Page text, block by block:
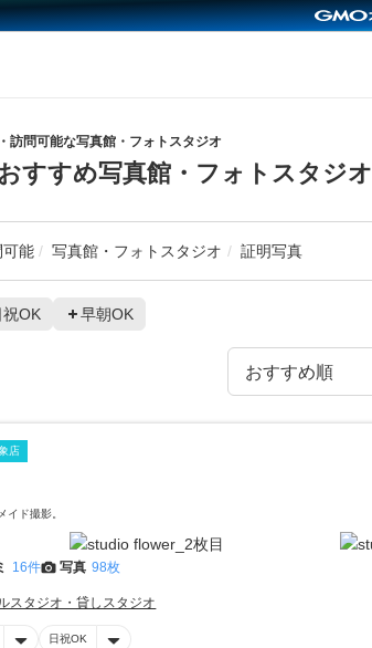
訪問可能な写真館・フォトスタジオ
すすめ写真館・フォトスタジオ
可能 写真館・フォトスタジオ 証明写真
祝OK 早朝OK
店
イド撮影。
16件 写真 98枚
スタジオ・貸しスタジオ
日祝OK